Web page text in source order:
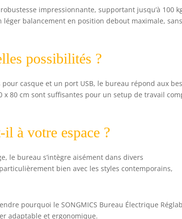
impressionnante, supportant jusqu’à 100
balancement en position debout maximale, sans
possibilités ?
casque et un port USB, le bureau répond aux
x 80 cm sont suffisantes pour un setup de travail
à votre espace ?
le bureau s’intègre aisément dans divers
bien avec les styles contemporains,
pourquoi le SONGMICS Bureau Électrique
adaptable et ergonomique.